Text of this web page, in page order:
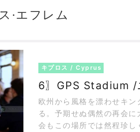
·エフレム
キプロス / Cyprus
6〗GPS Stadium /
欧州から風格を漂わせキング帰国 ◇◇◇◇空港
る。予期せぬ偶然の再会
会もこの場所では然程珍